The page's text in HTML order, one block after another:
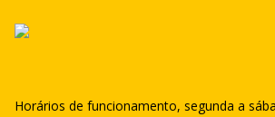
Horários de funcionamento, segunda a